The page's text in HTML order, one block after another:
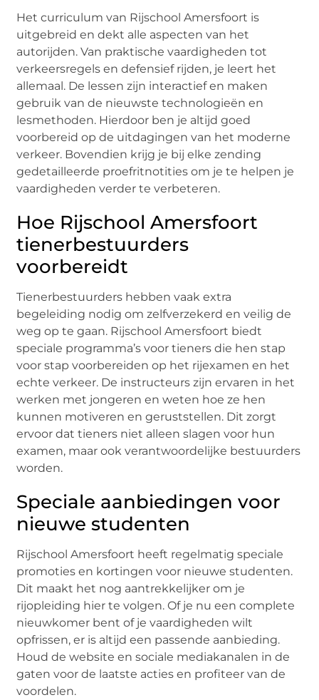
Het curriculum van Rijschool Amersfoort is
uitgebreid en dekt alle aspecten van het
autorijden. Van praktische vaardigheden tot
verkeersregels en defensief rijden, je leert het
allemaal. De lessen zijn interactief en maken
gebruik van de nieuwste technologieën en
lesmethoden. Hierdoor ben je altijd goed
voorbereid op de uitdagingen van het moderne
verkeer. Bovendien krijg je bij elke zending
gedetailleerde proefritnotities om je te helpen je
vaardigheden verder te verbeteren.
Hoe Rijschool Amersfoort
tienerbestuurders
voorbereidt
Tienerbestuurders hebben vaak extra
begeleiding nodig om zelfverzekerd en veilig de
weg op te gaan. Rijschool Amersfoort biedt
speciale programma’s voor tieners die hen stap
voor stap voorbereiden op het rijexamen en het
echte verkeer. De instructeurs zijn ervaren in het
werken met jongeren en weten hoe ze hen
kunnen motiveren en geruststellen. Dit zorgt
ervoor dat tieners niet alleen slagen voor hun
examen, maar ook verantwoordelijke bestuurders
worden.
Speciale aanbiedingen voor
nieuwe studenten
Rijschool Amersfoort heeft regelmatig speciale
promoties en kortingen voor nieuwe studenten.
Dit maakt het nog aantrekkelijker om je
rijopleiding hier te volgen. Of je nu een complete
nieuwkomer bent of je vaardigheden wilt
opfrissen, er is altijd een passende aanbieding.
Houd de website en sociale mediakanalen in de
gaten voor de laatste acties en profiteer van de
voordelen.